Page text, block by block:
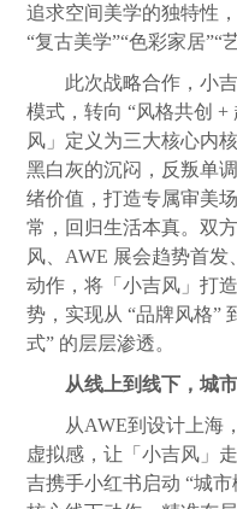
追求空间美学的独特性
“复古美学”“色彩家居”“
此次战略合作，小
模式，转向 “风格共创
风」定义为三大核心内
黑白灰的沉闷，反叛单
绪价值，打造专属审美
常，回归生活本真。双
风、AWE 展会趋势首
动作，将「小吉风」打
势，实现从 “品牌风格”
式” 的层层渗透。
从线上到线下，城
从AWE到设计上海
虚拟感，让「小吉风」
吉携手小红书启动 “城